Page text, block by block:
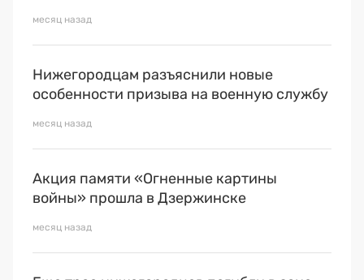
месяц назад
Нижегородцам разъяснили новые
особенности призыва на военную службу
месяц назад
Акция памяти «Огненные картины
войны» прошла в Дзержинске
месяц назад